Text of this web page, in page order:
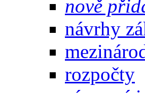
nově
návrhy
rozpočty